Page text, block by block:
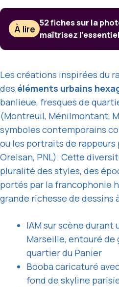
À lire
52 fiches sur la
maîtrisez
Les créations inspirées du
des éléments urbains
banlieue, fresques de
(Montreuil, Ménilmontant,
symboles contemporains
ou les portraits de rappeurs
Orelsan, PNL). Cette
pluralité des styles, des
portés par la francophonie
grande richesse de dessins
IAM sur scène durant
Marseille, entouré
quartier du Panier
Booba caricaturé
fond de skyline